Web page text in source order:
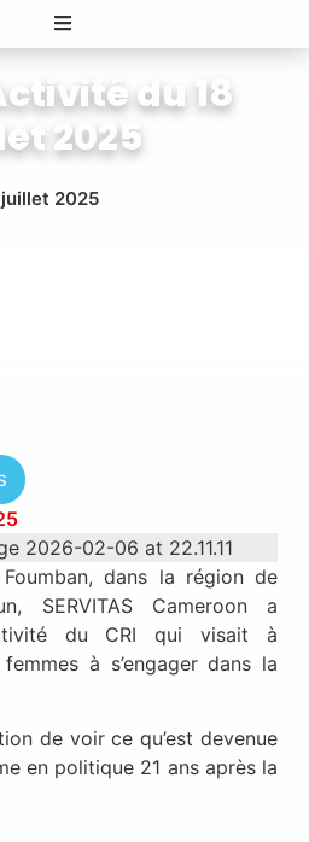
du 18
2025
2025
dans la région de
SERVITAS Cameroon a
du CRI qui visait à
à s’engager dans la
de voir ce qu’est devenue
en politique 21 ans après la